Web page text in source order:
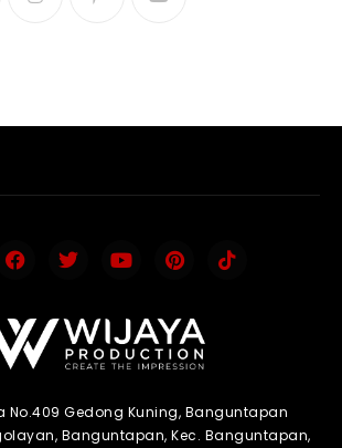
No.409 Gedong Kuning, Banguntapan
Banguntapan, Kec. Banguntapan,